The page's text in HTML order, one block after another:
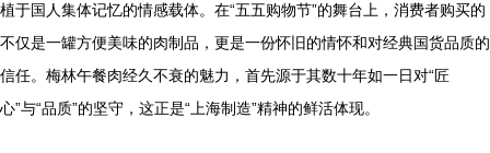
植于国人集体记忆的情感载体。在“五五购物节”的舞台上，消费者购买的
不仅是一罐方便美味的肉制品，更是一份怀旧的情怀和对经典国货品质的
信任。梅林午餐肉经久不衰的魅力，首先源于其数十年如一日对“匠
心”与“品质”的坚守，这正是“上海制造”精神的鲜活体现。